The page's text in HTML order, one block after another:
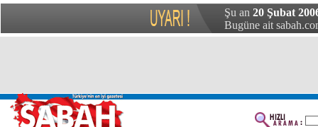
Şu an 20 Şubat
Bugüne ait